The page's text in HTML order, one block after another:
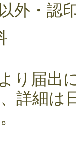
外・認
り届出
詳細は